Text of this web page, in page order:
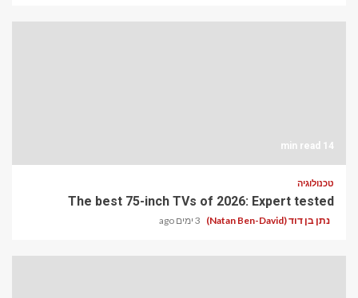
14 min read
טכנולוגיה
The best 75-inch TVs of 2026: Expert tested
נתן בן דוד (Natan Ben-David) 3 ימים ago